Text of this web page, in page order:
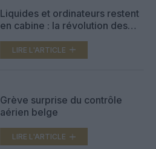
Liquides et ordinateurs restent
en cabine : la révolution des
LIRE L'ARTICLE
Grève surprise du contrôle
aérien belge
LIRE L'ARTICLE